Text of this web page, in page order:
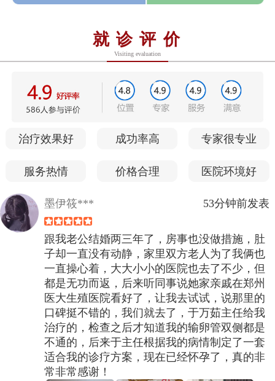
就诊评价
Visiting evaluation
治疗效果好 成功率高 专家很专业
服务热情 价格合理 医院环境好
墨伊筱*** 53分钟前发表
跟我老公结婚两三年了，房事也没做措施，肚
子却一直没有动静，家里双方老人为了我俩也
一直操心着，大大小小的医院也去了不少，但
都是无功而返，后来听同事说她家亲戚在郑州
医大生殖医院看好了，让我去试试，说那里的
口碑挺不错的，我们就去了，于万茹主任给我
治疗的，检查之后才知道我的输卵管双侧都是
不通的，后来于主任根据我的病情制定了一套
适合我的诊疗方案，现在已经怀孕了，真的非
常非常感谢！